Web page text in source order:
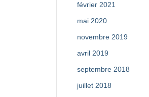
février 2021
mai 2020
novembre 2019
avril 2019
septembre 2018
juillet 2018